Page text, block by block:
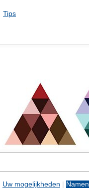
Tips
Uw mogelijkheden Namen